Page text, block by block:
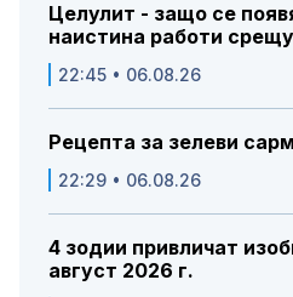
Целулит - защо се
наистина работи
22:45 • 06.08.26
Рецепта за зелеви
22:29 • 06.08.26
4 зодии привличат
август 2026 г.